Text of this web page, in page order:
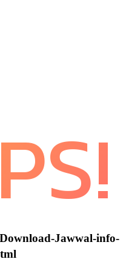
Jawwal-info-